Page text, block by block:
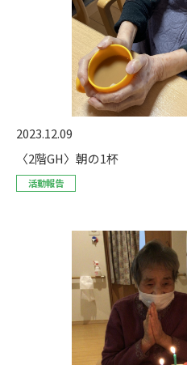
2023.12.09
〈2階GH〉朝の1杯
活動報告